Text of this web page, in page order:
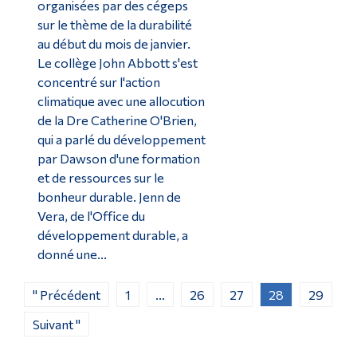
organisées par des cégeps
sur le thème de la durabilité
au début du mois de janvier.
Le collège John Abbott s'est
concentré sur l'action
climatique avec une allocution
de la Dre Catherine O'Brien,
qui a parlé du développement
par Dawson d'une formation
et de ressources sur le
bonheur durable. Jenn de
Vera, de l'Office du
développement durable, a
donné une...
" Précédent 1 26 27 28
29
Suivant "